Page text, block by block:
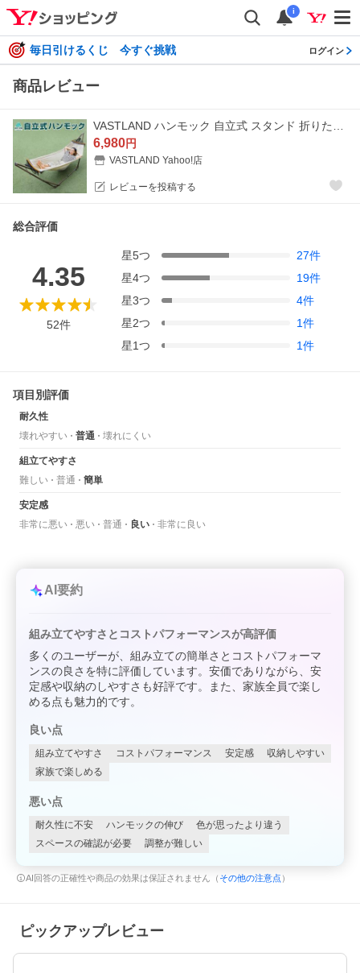
i
毎日引けるくじ 今すぐ挑戦 ログイン
商品レビュー
6,980円
VASTLAND Yahoo!店
レビューを投稿する
総合評価
4.35
52件
星5つ 27件
星4つ 19件
星3つ 4件
星2つ 1件
星1つ 1件
項目別評価
耐久性
壊れやすい
普通 壊れにくい
組立てやすさ
難しい
普通 簡単
安定感
非常に悪い
悪い 普通 良い 非常に良い
AI要約
組み立てやすさとコストパフォーマンスが高評価
多くのユーザーが、組み立ての簡単さとコストパフォーマ
ンスの良さを特に評価しています。安価でありながら、安
定感や収納のしやすさも好評です。また、家族全員で楽し
める点も魅力的です。
良い点
組み立てやすさ コストパフォーマンス 安定感
収納しやすい
家族で楽しめる
悪い点
耐久性に不安 ハンモックの伸び
色が思ったより違う
スペースの確認が必要
調整が難しい
AI回答の正確性や商品の効果は保証されません（ その他の注意点 ）
ピックアップレビュー